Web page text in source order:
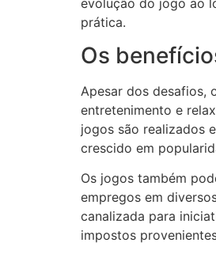
prática.
Os
Apesar dos desafios,
entretenimento e
jogos são realizados
crescido em
Os jogos também
empregos em
canalizada para
impostos